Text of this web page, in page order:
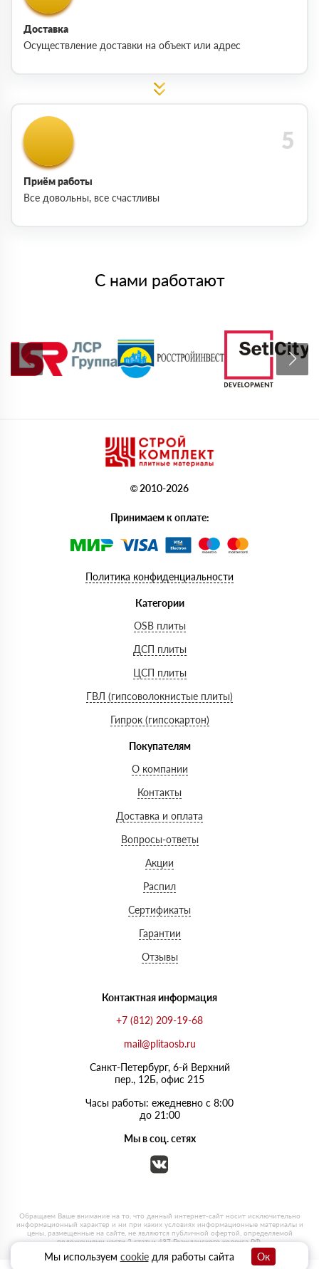
Доставка
Осуществление доставки на объект или адрес
Приём работы
Все довольны, все счастливы
С нами работают
© 2010-2026
Принимаем к оплате:
Политика конфиденциальности
Категории
OSB плиты
ДСП плиты
ЦСП плиты
ГВЛ (гипсоволокнистые плиты)
Гипрок (гипсокартон)
Покупателям
О компании
Контакты
Доставка и оплата
Вопросы-ответы
Акции
Распил
Сертификаты
Гарантии
Отзывы
Контактная информация
+7 (812) 209-19-68
mail@plitaosb.ru
Санкт-Петербург, 6-й Верхний
пер., 12Б, офис 215
Часы работы: ежедневно с 8:00
до 21:00
Мы в соц. сетях
Мы используем cookieдля работы сайта Ок